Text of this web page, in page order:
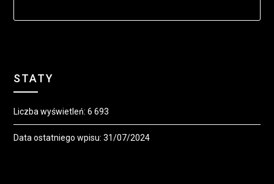
STATY
Liczba wyświetleń:6 693
Data ostatniego wpisu:31/07/2024